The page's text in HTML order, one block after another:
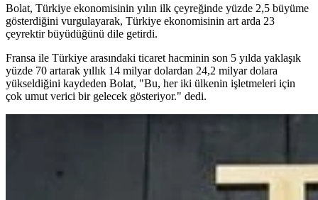
Bolat, Türkiye ekonomisinin yılın ilk çeyreğinde yüzde 2,5 büyüme
gösterdiğini vurgulayarak, Türkiye ekonomisinin art arda 23
çeyrektir büyüdüğünü dile getirdi.
Fransa ile Türkiye arasındaki ticaret hacminin son 5 yılda yaklaşık
yüzde 70 artarak yıllık 14 milyar dolardan 24,2 milyar dolara
yükseldiğini kaydeden Bolat, "Bu, her iki ülkenin işletmeleri için
çok umut verici bir gelecek gösteriyor." dedi.